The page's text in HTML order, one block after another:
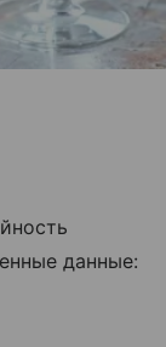
данные: